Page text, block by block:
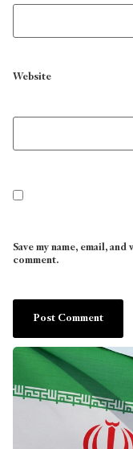
Website
Save my name, email,
comment.